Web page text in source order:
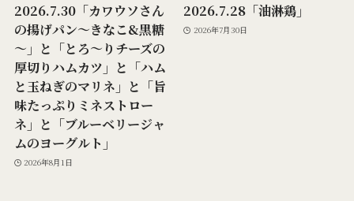
2026.7.30「カワウソさん
の揚げパン～きなこ&黒糖
～」と「とろ～りチーズの
厚切りハムカツ」と「ハム
と玉ねぎのマリネ」と「旨
味たっぷりミネストロー
ネ」と「ブルーベリージャ
ムのヨーグルト」
2026年8月1日
2026.7.28「油淋鶏」
2026年7月30日